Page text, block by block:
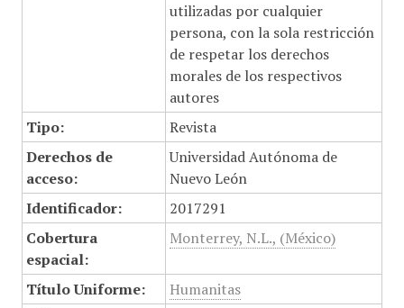
utilizadas por cualquier
persona, con la sola restricción
de respetar los derechos
morales de los respectivos
autores
Tipo:
Revista
Derechos de
acceso:
Universidad Autónoma de
Nuevo León
Identificador:
2017291
Cobertura
espacial:
Monterrey, N.L., (México)
Título Uniforme:
Humanitas